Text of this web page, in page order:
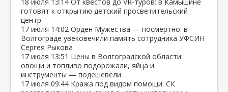
готовят к открытию детский просветительский
центр
17 июля 14:02 Орден Мужества — посмертно: в
Волгограде увековечили память сотрудника УФСИН
Сергея Рыкова
17 июля 13:51 Цены в Волгоградской области:
овощи и топливо подорожали, яйца и
инструменты — подешевели
17 июля 09:44 Кража под видом помощи: СК